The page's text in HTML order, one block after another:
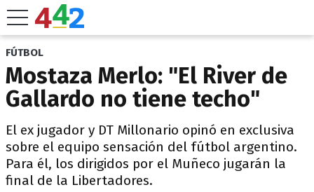
FÚTBOL
Mostaza Merlo: "El River de
Gallardo no tiene techo"
El ex jugador y DT Millonario opinó en exclusiva
sobre el equipo sensación del fútbol argentino.
Para él, los dirigidos por el Muñeco jugarán la
final de la Libertadores.